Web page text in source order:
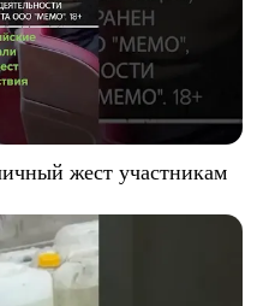
жест участникам